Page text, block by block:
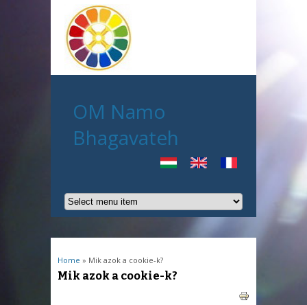
OM Namo
Bhagavateh
You are here
Home » Mik azok a cookie-k?
Mik azok a cookie-k?